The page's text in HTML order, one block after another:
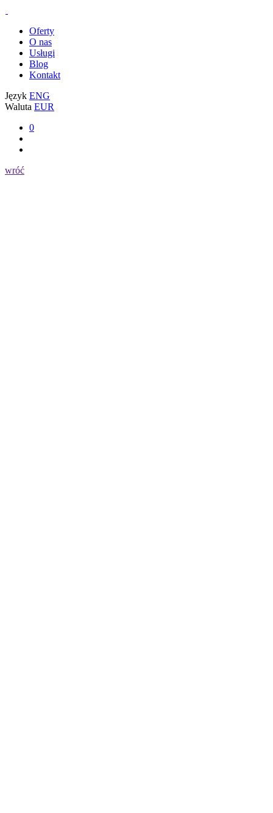
Oferty
O nas
Usługi
Blog
Kontakt
Język ENG
Waluta EUR
0
wróć